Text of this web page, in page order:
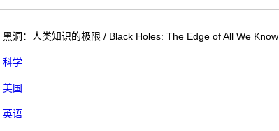
黑洞：人类知识的极限 / Black Holes: The Edge of All We Know
科学
美国
英语